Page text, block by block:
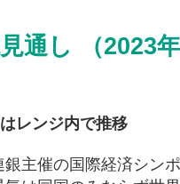
通し （2023年
レンジ内で推移
銀主催の国際経済シン